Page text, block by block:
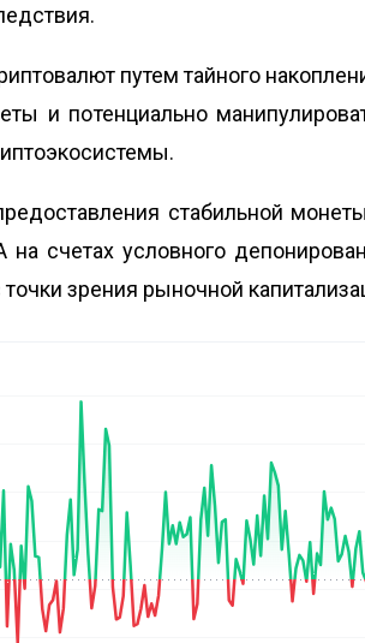
путем тайного
и потенциально
стабильной
счетах условного
зрения рыночной